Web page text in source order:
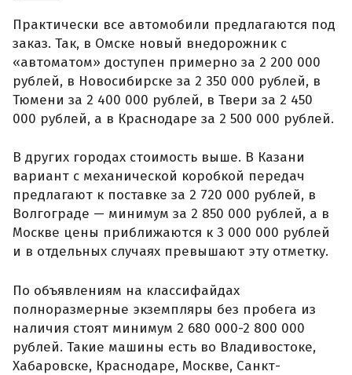
Практически все автомобили предлагаются под
заказ. Так, в Омске новый внедорожник с
«автоматом» доступен примерно за 2 200 000
рублей, в Новосибирске за 2 350 000 рублей, в
Тюмени за 2 400 000 рублей, в Твери за 2 450
000 рублей, а в Краснодаре за 2 500 000 рублей.
В других городах стоимость выше. В Казани
вариант с механической коробкой передач
предлагают к поставке за 2 720 000 рублей, в
Волгограде — минимум за 2 850 000 рублей, а в
Москве цены приближаются к 3 000 000 рублей
и в отдельных случаях превышают эту отметку.
По объявлениям на классифайдах
полноразмерные экземпляры без пробега из
наличия стоят минимум 2 680 000-2 800 000
рублей. Такие машины есть во Владивостоке,
Хабаровске, Краснодаре, Москве, Санкт-